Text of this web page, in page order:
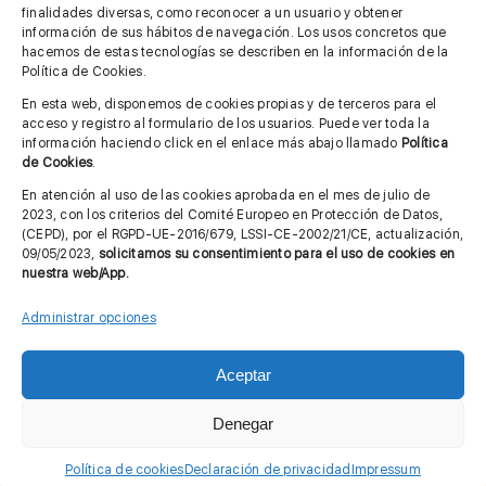
finalidades diversas, como reconocer a un usuario y obtener
información de sus hábitos de navegación. Los usos concretos que
hacemos de estas tecnologías se describen en la información de la
Política de Cookies.
En esta web, disponemos de cookies propias y de terceros para el
acceso y registro al formulario de los usuarios. Puede ver toda la
información haciendo click en el enlace más abajo llamado Política
de Cookies.
En atención al uso de las cookies aprobada en el mes de julio de
2023, con los criterios del Comité Europeo en Protección de Datos,
(CEPD), por el RGPD-UE-2016/679, LSSI-CE-2002/21/CE, actualización,
09/05/2023, solicitamos su consentimiento para el uso de cookies en
nuestra web/App.
Administrar opciones
Aceptar
Denegar
Política de cookies Declaración de privacidad Impressum
MÁS INFORMACIÓN
Aviso legal
Política de privacidad
Cita previa FAGA
© Copyright 2012 - 2026 |Diseño web: Taller Empresarial 2.0